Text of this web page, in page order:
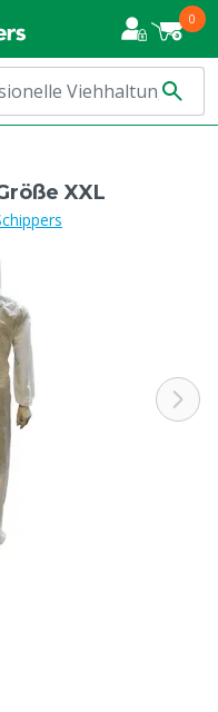
0
XXL